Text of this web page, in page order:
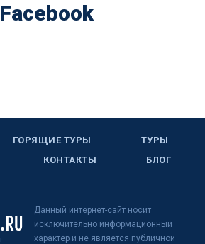
Facebook
ГОРЯЩИЕ ТУРЫ
ТУРЫ
КОНТАКТЫ БЛОГ
Данный интернет-сайт носит
исключительно информационный
характер и не является публичной